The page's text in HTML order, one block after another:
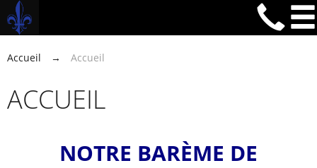
Accueil → Accueil
ACCUEIL
NOTRE BARÈME DE